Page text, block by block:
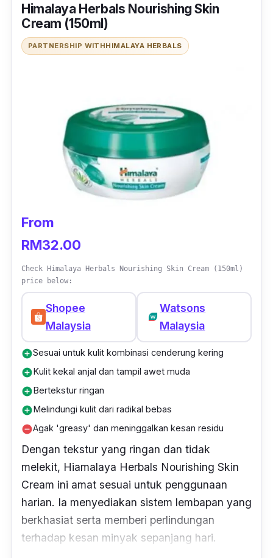
Himalaya Herbals Nourishing Skin
Cream (150ml)
PARTNERSHIP WITHHIMALAYA HERBALS
From
RM32.00
Check Himalaya Herbals Nourishing Skin Cream (150ml)
price below:
Shopee
Malaysia
Watsons
Malaysia
add_circleSesuai untuk kulit kombinasi cenderung kering
add_circleKulit kekal anjal dan tampil awet muda
add_circleBertekstur ringan
add_circleMelindungi kulit dari radikal bebas
remove_circleAgak 'greasy' dan meninggalkan kesan residu
Dengan tekstur yang ringan dan tidak
melekit, Hiamalaya Herbals Nourishing Skin
Cream ini amat sesuai untuk penggunaan
harian. Ia menyediakan sistem lembapan yang
berkhasiat serta memberi perlindungan
terhadap kesan minyak sepanjang hari.